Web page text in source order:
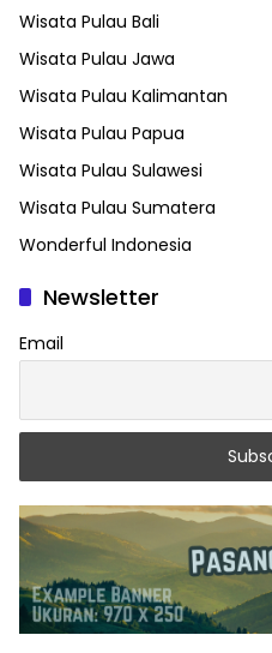
Wisata Pulau Bali
Wisata Pulau Jawa
Wisata Pulau Kalimantan
Wisata Pulau Papua
Wisata Pulau Sulawesi
Wisata Pulau Sumatera
Wonderful Indonesia
Newsletter
Email